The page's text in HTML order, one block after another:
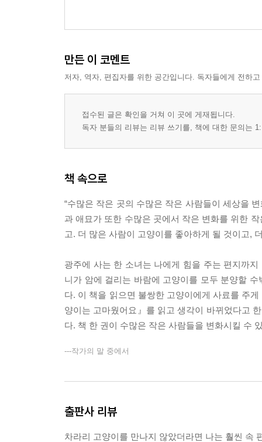
만든 이 코멘트
저자, 역자, 편집자를 위한 공간입니다. 독자들에게 전하
접수된 글은 확인을 거쳐 이 곳에 게재됩니다.
독자 분들의 리뷰는 리뷰 쓰기를, 책에 대한 문의는
책 속으로
“수많은 작은 곳의 수많은 작은 사람들이 세상을
과 애묘가 또한 수많은 곳에서 작은 변화를 위한
고. 더 많은 사람이 고양이를 좋아하게 될 것이고,
광주에 사는 한 소녀는 나에게 힘을 주는 편지까
니가 암에 걸리는 바람에 고양이를 모두 분양할
다. 이 책을 읽으면 불쌍한 고양이에게 사료를 주
양이는 고마웠어요』를 읽고 생각이 바뀌었다고
다. 책 한 권이 수많은 작은 사람들을 변화시킬 수
---작가의 말 중에서
출판사 리뷰
차라리 고양이를 만나지 않았더라면 나는 훨씬 속